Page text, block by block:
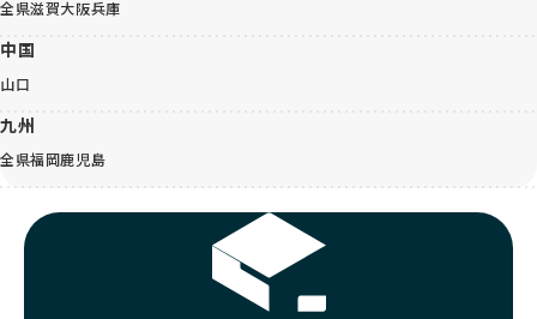
全県滋賀大阪兵庫
中国
山口
九州
全県福岡鹿児島